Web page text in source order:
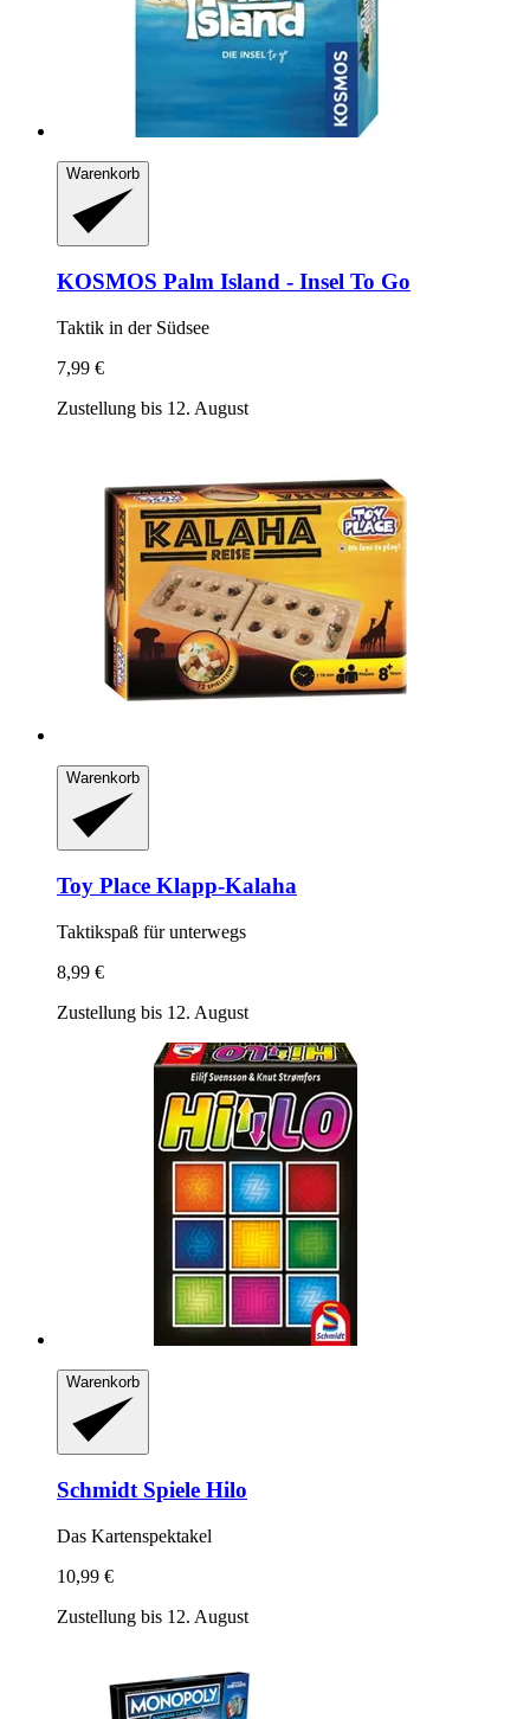
Warenkorb
KOSMOS Palm Island -​ Insel To Go
Taktik in der Südsee
7,99 €
Zustellung bis 12. August
Warenkorb
Toy Place Klapp-​Kalaha
Taktikspaß für unterwegs
8,99 €
Zustellung bis 12. August
Warenkorb
Schmidt Spiele Hilo
Das Kartenspektakel
10,99 €
Zustellung bis 12. August